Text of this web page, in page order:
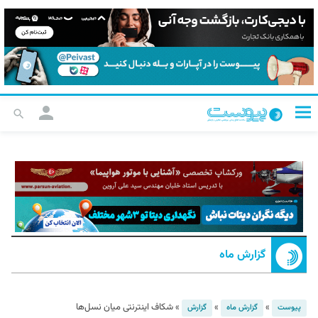
گزارش ماه
پیوست » گزارش ماه » گزارش »شکاف اینترنتی میان نسل‌ها